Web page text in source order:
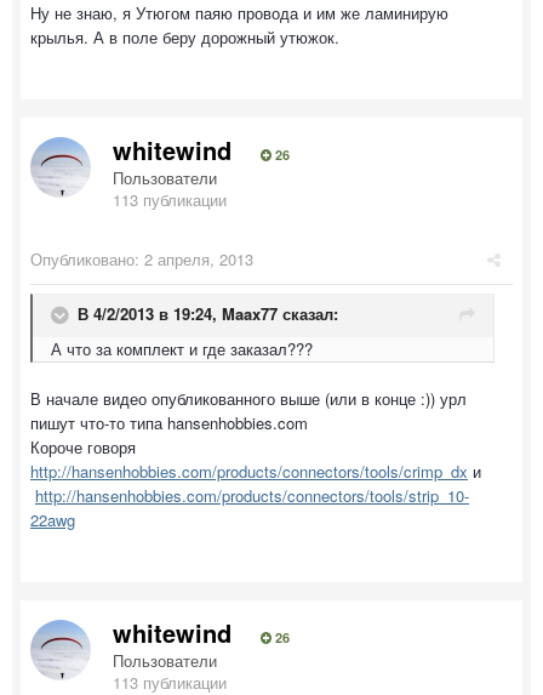
Ну не знаю, я Утюгом паяю провода и им же ламинирую
крылья. А в поле беру дорожный утюжок.
whitewind 26
Пользователи
113 публикации
Опубликовано: 2 апреля, 2013
В 4/2/2013 в 19:24, Maax77 сказал:
А что за комплект и где заказал???
В начале видео опубликованного выше (или в конце :)) урл
пишут что-то типа hansenhobbies.com
Короче говоря
http://hansenhobbies.com/products/connectors/tools/crimp_dx и
http://hansenhobbies.com/products/connectors/tools/strip_10-
22awg
whitewind 26
Пользователи
113 публикации